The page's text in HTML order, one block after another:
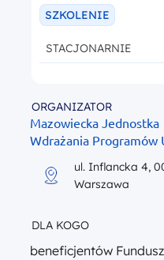
DLA KOGO
beneficjentów
SZKOLENIE
STACJONARNIE
ORGANIZATOR
Mazowiecka Jednostka
Wdrażania Programów
ul. Inflancka 4,
Warszawa